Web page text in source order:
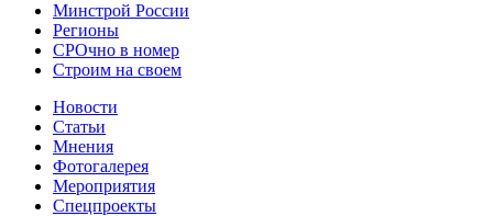
Минстрой России
Регионы
СРОчно в номер
Строим на своем
Новости
Статьи
Мнения
Фотогалерея
Мероприятия
Спецпроекты